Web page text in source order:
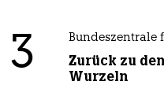
3 Bundeszentrale
Zurück zu
Wurzeln